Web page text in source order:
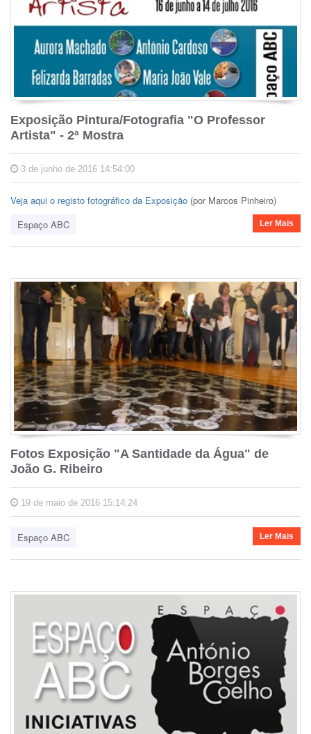
Exposição Pintura/Fotografia "O Professor
Artista" - 2ª Mostra
3 de junho de 2016 14:54:00
Veja aqui o registo fotográfico da Exposição (por Marcos Pinheiro)
Espaço ABC
Ler Mais
Fotos Exposição "A Santidade da Água" de
João G. Ribeiro
19 de maio de 2016 15:14:24
Espaço ABC Ler Mais